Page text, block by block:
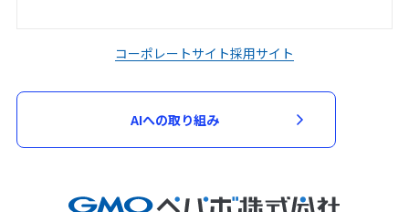
コーポレートサイト採用サイト
AIへの取り組み